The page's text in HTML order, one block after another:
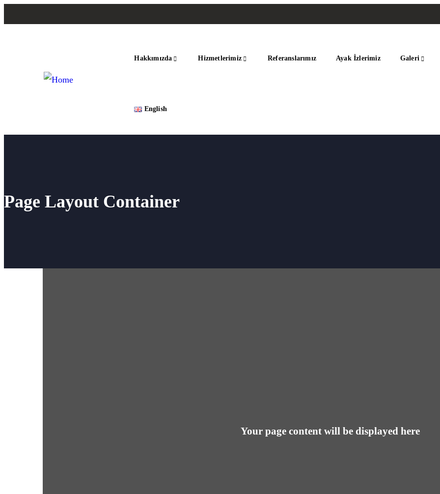
Hakkımızda Hizmetlerimiz Referanslarımız Ayak İzlerimiz Galeri
English
Page Layout Container
Your page content will be displayed here